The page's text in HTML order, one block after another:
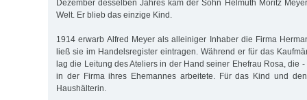
Dezember desselben Jahres kam der Sohn Helmuth Moritz
Welt. Er blieb das einzige Kind.
1914 erwarb Alfred Meyer als alleiniger Inhaber die Firma
ließ sie im Handelsregister eintragen. Während er für das
lag die Leitung des Ateliers in der Hand seiner Ehefrau Rosa, die
in der Firma ihres Ehemannes arbeitete. Für das Kind und
Haushälterin.